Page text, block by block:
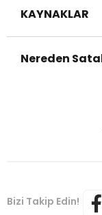
KAYNAKLAR
Nereden
Bizi Takip Edin!